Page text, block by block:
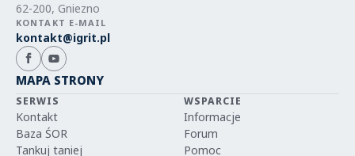
62-200, Gniezno
KONTAKT E-MAIL
kontakt@igrit.pl
MAPA STRONY
SERWIS
Kontakt
Baza ŚOR
Tankuj taniej
WSPARCIE
Informacje
Forum
Pomoc